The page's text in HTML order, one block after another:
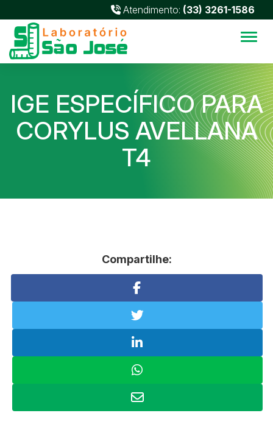
Atendimento: (33) 3261-1586
IGE ESPECÍFICO PARA
CORYLUS AVELLANA
T4
Compartilhe: